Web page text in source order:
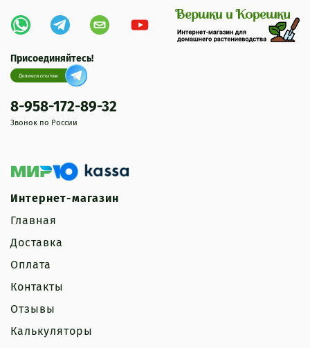
Интернет-магазин
Главная
Доставка
Оплата
Контакты
Отзывы
Калькуляторы
Присоединяйтесь!
8-958-172-89-32
Звонок по России